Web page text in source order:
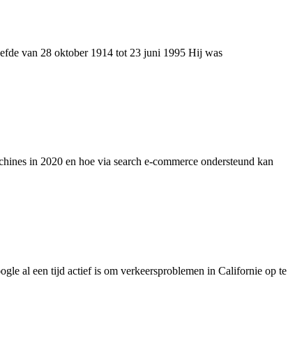
van 28 oktober 1914 tot 23 juni 1995 Hij was
in 2020 en hoe via search e-commerce ondersteund kan
al een tijd actief is om verkeersproblemen in Californie op te